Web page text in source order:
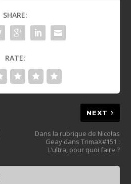
SHARE:
RATE:
NEXT
Dans la rubrique de Nicolas
Geay dans TrimaX#151 :
L’ultra, pour quoi faire ?